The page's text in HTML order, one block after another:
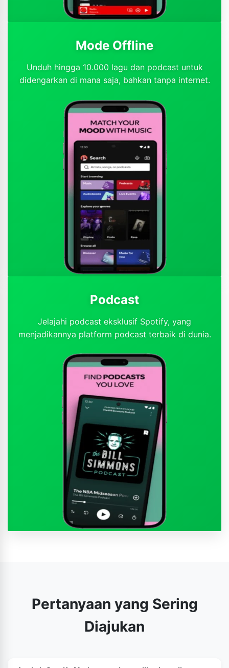
Mode Offline
Unduh hingga 10.000 lagu dan podcast untuk
didengarkan di mana saja, bahkan tanpa internet.
Podcast
Jelajahi podcast eksklusif Spotify, yang
menjadikannya platform podcast terbaik di dunia.
Pertanyaan yang Sering
Diajukan